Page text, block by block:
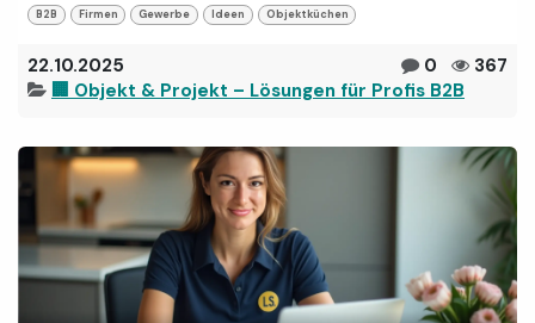
B2B Firmen Gewerbe Ideen Objektküchen
22.10.2025 0
367
🏢 Objekt & Projekt – Lösungen für Profis B2B